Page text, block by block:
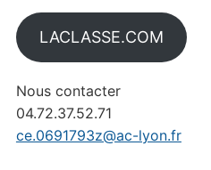
LACLASSE.COM
Nous contacter
04.72.37.52.71
ce.0691793z@ac-lyon.fr